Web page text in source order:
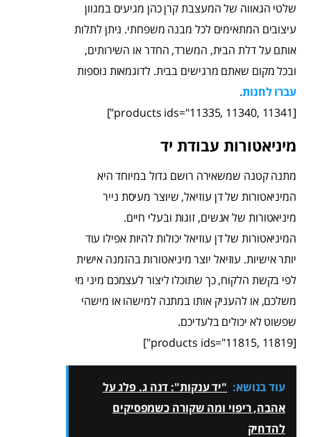
שלטי הגאווה של המעצבת קרן כהן מגיעים במגוון
עיצובים המתאימים לכל מבנה משפחתי. ניתן לתלות
אותם על דלת הבית, המשרד, החדר או השירותים,
ובכל מקום שאתם מרגישים בבית. לדוגמאות נוספות
עברו לחנות.
[products ids="11335, 11340, 11341"]
מיניאטורות עבודת יד
מתנה קטנה שמשאירה רושם גדול במיוחד היא
המיניאטורות של דן עוזיאל, שיוצר מעיסת נייר
מיניאטורות של אנשים, זוגות ובעלי חיים.
המיניאטורות של דן עוזיאל יכולות להיות אפילו עוד
יותר אישיות. עוזיאל יוצר מיניאטורות בהזמנה אישית
לפי בקשת הלקוח, כך שתוכלו ליצור לעצמכם מיני מי
משלכם, או להעניק אותו במתנה למישהו או מישהי
שפשוט לא יכולים בלעדיכם.
[products ids="11815, 11819"]
עוד בנושא: "יד ענקות": דנה ג. פלג על
אהבה, ריפוי ומה שקורה כשמפסיקים
להדחיק